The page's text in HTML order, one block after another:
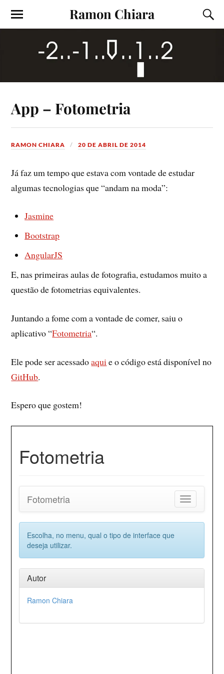
Ramon Chiara
App – Fotometria
RAMON CHIARA 20 DE ABRIL DE 2014
Já faz um tempo que estava com vontade de estudar
algumas tecnologias que “andam na moda”:
Jasmine
Bootstrap
AngularJS
E, nas primeiras aulas de fotografia, estudamos muito a
questão de fotometrias equivalentes.
Juntando a fome com a vontade de comer, saiu o
aplicativo “Fotometria“.
Ele pode ser acessadoaqui e o código está disponível no
GitHub.
Espero que gostem!